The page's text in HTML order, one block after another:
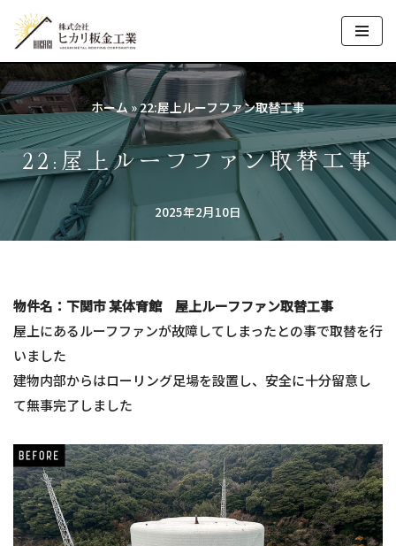
コ
テ
ン
ツ
へ
キ
ホーム »22:屋上ルーフファン取替工事
22:屋上ルーフファン取替工事
2025年2月10日
物件名：下関市 某体育館 屋上ルーフファン取替工事
屋上にあるルーフファンが故障してしまったとの事で取替を行
いました
建物内部からはローリング足場を設置し、安全に十分留意し
て無事完了しました